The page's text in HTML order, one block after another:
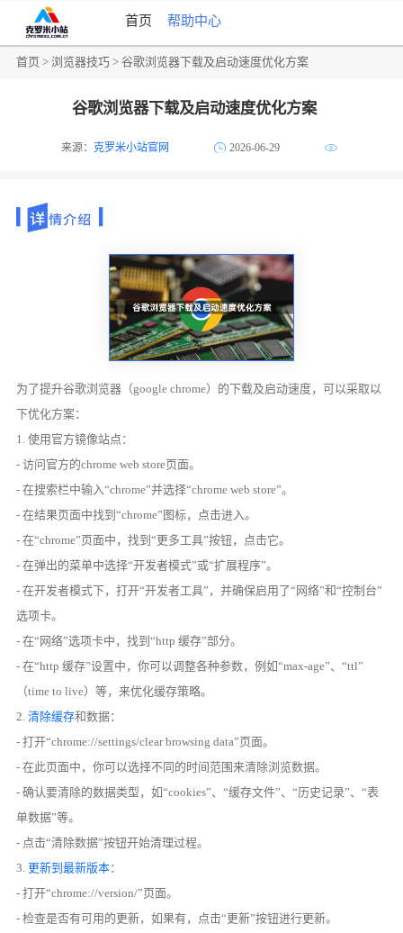
首页 帮助中心
首页 >浏览器技巧 > 谷歌浏览器下载及启动速度优化方案
谷歌浏览器下载及启动速度优化方案
来源：克罗米小站官网 2026-06-29
为了提升谷歌浏览器（google chrome）的下载及启动速度，可以采取以
下优化方案：
1. 使用官方镜像站点：
- 访问官方的chrome web store页面。
- 在搜索栏中输入“chrome”并选择“chrome web store”。
- 在结果页面中找到“chrome”图标，点击进入。
- 在“chrome”页面中，找到“更多工具”按钮，点击它。
- 在弹出的菜单中选择“开发者模式”或“扩展程序”。
- 在开发者模式下，打开“开发者工具”，并确保启用了“网络”和“控制台”
选项卡。
- 在“网络”选项卡中，找到“http 缓存”部分。
- 在“http 缓存”设置中，你可以调整各种参数，例如“max-age”、“ttl”
（time to live）等，来优化缓存策略。
2.清除缓存和数据：
- 打开“chrome://settings/clear browsing data”页面。
- 在此页面中，你可以选择不同的时间范围来清除浏览数据。
- 确认要清除的数据类型，如“cookies”、“缓存文件”、“历史记录”、“表
单数据”等。
- 点击“清除数据”按钮开始清理过程。
3.更新到最新版本：
- 打开“chrome://version/”页面。
- 检查是否有可用的更新，如果有，点击“更新”按钮进行更新。